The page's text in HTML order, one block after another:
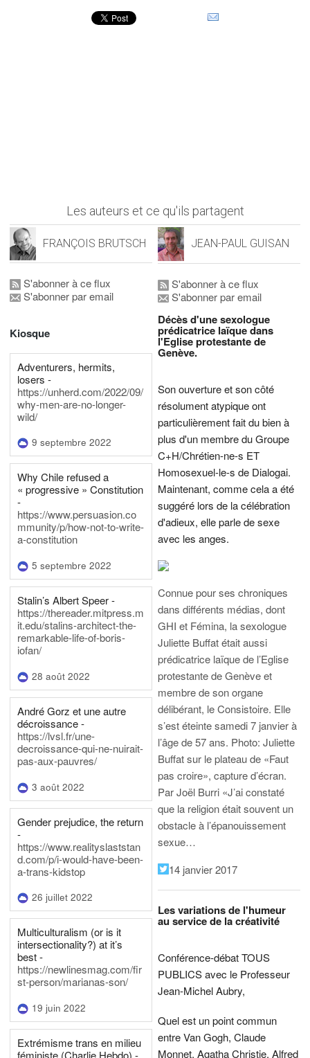
Les auteurs et ce qu'ils partagent
FRANÇOIS BRUTSCH
S'abonner à ce flux
S'abonner par email
Kiosque
Adventurers, hermits,
losers -
https://unherd.com/2022/09/
why-men-are-no-longer-
wild/
9 septembre 2022
Why Chile refused a
« progressive » Constitution
-
https://www.persuasion.co
mmunity/p/how-not-to-write-
a-constitution
5 septembre 2022
Stalin’s Albert Speer -
https://thereader.mitpress.m
it.edu/stalins-architect-the-
remarkable-life-of-boris-
iofan/
28 août 2022
André Gorz et une autre
décroissance -
https://lvsl.fr/une-
decroissance-qui-ne-nuirait-
pas-aux-pauvres/
3 août 2022
Gender prejudice, the return
-
https://www.realityslaststan
d.com/p/i-would-have-been-
a-trans-kidstop
26 juillet 2022
Multiculturalism (or is it
intersectionality?) at it’s
best -
https://newlinesmag.com/fir
st-person/marianas-son/
19 juin 2022
Extrémisme trans en milieu
féministe (Charlie Hebdo) -
JEAN-PAUL GUISAN
S'abonner à ce flux
S'abonner par email
Décès d'une sexologue
prédicatrice laïque dans
l'Eglise protestante de
Genève.
Son ouverture et son côté
résolument atypique ont
particulièrement fait du bien à
plus d'un membre du Groupe
C+H/Chrétien-ne-s ET
Homosexuel-le-s de Dialogai.
Maintenant, comme cela a été
suggéré lors de la célébration
d'adieux, elle parle de sexe
avec les anges.
Connue pour ses chroniques
dans différents médias, dont
GHI et Fémina, la sexologue
Juliette Buffat était aussi
prédicatrice laïque de l’Eglise
protestante de Genève et
membre de son organe
délibérant, le Consistoire. Elle
s’est éteinte samedi 7 janvier à
l’âge de 57 ans. Photo: Juliette
Buffat sur le plateau de «Faut
pas croire», capture d’écran.
Par Joël Burri «J’ai constaté
que la religion était souvent un
obstacle à l’épanouissement
sexue…
14 janvier 2017
Les variations de l'humeur
au service de la créativité
Conférence-débat TOUS
PUBLICS avec le Professeur
Jean-Michel Aubry,
Quel est un point commun
entre Van Gogh, Claude
Monnet, Agatha Christie, Alfred